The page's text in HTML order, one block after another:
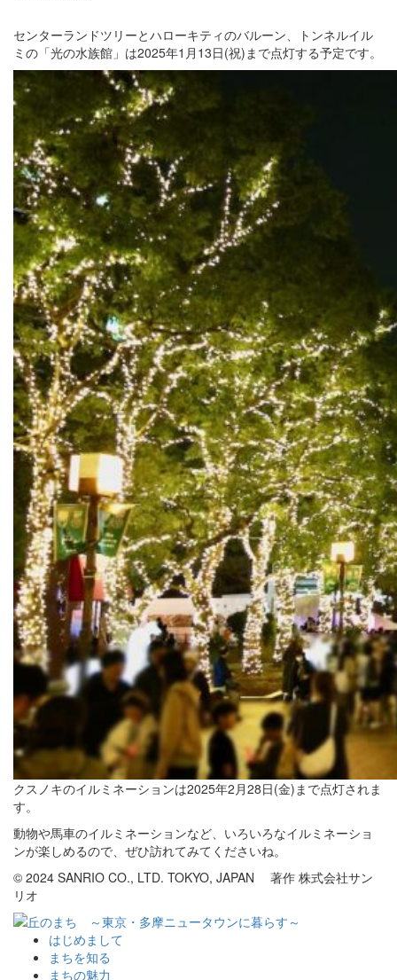
センターランドツリーとハローキティのバルーン、トンネルイル
ミの「光の水族館」は2025年1月13日(祝)まで点灯する予定です。
クスノキのイルミネーションは2025年2月28日(金)まで点灯されま
す。
動物や馬車のイルミネーションなど、いろいろなイルミネーショ
ンが楽しめるので、ぜひ訪れてみてくださいね。
© 2024 SANRIO CO., LTD. TOKYO, JAPAN 著作 株式会社サン
リオ
はじめまして
まちを知る
まちの魅力